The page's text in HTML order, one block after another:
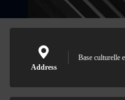
Address
Base culturelle